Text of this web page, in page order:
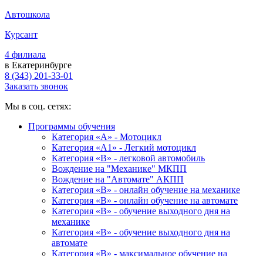
Автошкола
Курсант
4 филиала
в Екатеринбурге
8 (343) 201-33-01
Заказать звонок
Мы в соц. сетях:
Программы обучения
Категория «А» - Мотоцикл
Категория «A1» - Легкий мотоцикл
Категория «B» - легковой автомобиль
Вождение на "Механике" МКПП
Вождение на "Автомате" АКПП
Категория «B» - онлайн обучение на механике
Категория «B» - онлайн обучение на автомате
Категория «B» - обучение выходного дня на
механике
Категория «B» - обучение выходного дня на
автомате
Категория «B» - максимальное обучение на